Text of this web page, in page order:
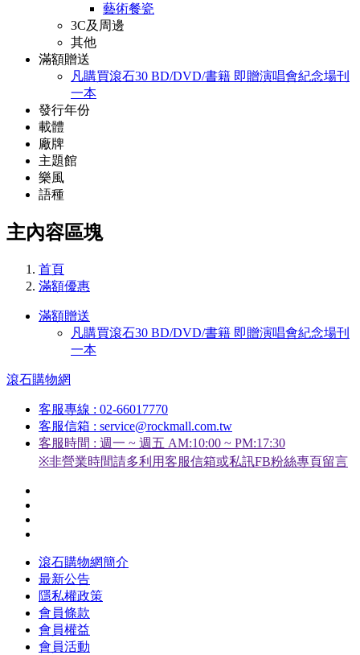
藝術餐瓷
3C及周邊
其他
滿額贈送
凡購買滾石30 BD/DVD/書籍 即贈演唱會紀念場刊
一本
發行年份
載體
廠牌
主題館
樂風
語種
主內容區塊
首頁
滿額優惠
滿額贈送
凡購買滾石30 BD/DVD/書籍 即贈演唱會紀念場刊
一本
滾石購物網
客服專線 : 02-66017770
客服信箱 : service@rockmall.com.tw
客服時間 : 週一 ~ 週五 AM:10:00 ~ PM:17:30
※非營業時間請多利用客服信箱或私訊FB粉絲專頁留言
滾石購物網簡介
最新公告
隱私權政策
會員條款
會員權益
會員活動